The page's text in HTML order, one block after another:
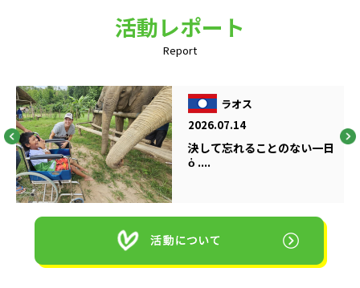
活動レポート
Report
ラオス
2026.07.14
決して忘れることのない一日
ὁ ....